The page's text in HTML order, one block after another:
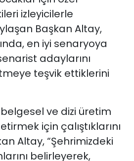
izleyicilerle
Başkan Altay,
en iyi senaryoya
adaylarını
teşvik ettiklerini
belgesel ve dizi üretim
için çalıştıklarını
Altay, “Şehrimizdeki
belirleyerek,